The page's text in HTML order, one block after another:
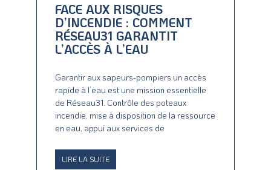
FACE AUX RISQUES
D’INCENDIE : COMMENT
RÉSEAU31 GARANTIT
L’ACCÈS À L’EAU
Garantir aux sapeurs-pompiers un accès
rapide à l’eau est une mission essentielle
de Réseau31. Contrôle des poteaux
incendie, mise à disposition de la ressource
en eau, appui aux services de
LIRE LA SUITE